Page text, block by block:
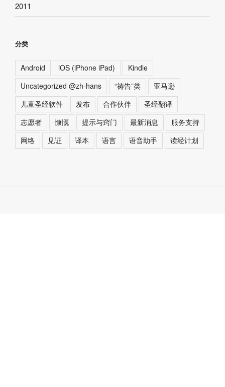
2011
分类
Android iOS (iPhone iPad)
Kindle
Uncategorized @zh-hans
“祷告”类
亚马逊
儿童圣经软件
发布 合作伙伴
圣经翻译
志愿者
慷慨 提示与窍门 最新消息
服务支持
网络
见证 译本 语言 语音助手 读经计划